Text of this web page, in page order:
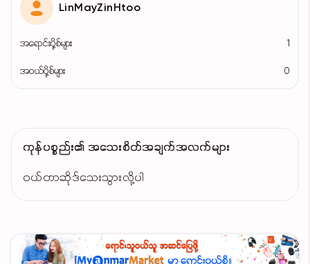
LinMayZinHtoo
အရောင်းပို့စ်များ
အဝယ်ပို့စ်များ 0
ကုန်ပစ္စည်း၏ အသေးစိတ်အချက်အလက်များ
ဝယ်တာဆိုဒ်သေးသွားလို့ပါ